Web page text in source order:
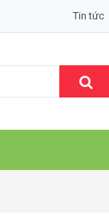
Tin tức